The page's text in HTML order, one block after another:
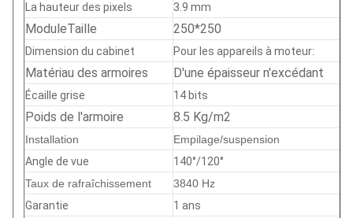
La hauteur des pixels 3.9 mm
ModuleTaille 250*250
Dimension du cabinet Pour les appareils à moteur:
Matériau des armoires D'une épaisseur n'excédant
Écaille grise 14 bits
Poids de l'armoire 8.5 Kg/m2
Installation
Empilage/suspension
Angle de vue
140°/120°
Taux de rafraîchissement
3840 Hz
Garantie
1 ans